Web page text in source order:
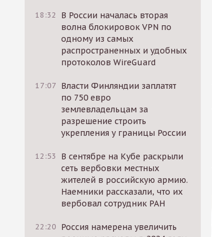
18:32
В России началась вторая
волна блокировок VPN по
одному из самых
распространенных и удобных
протоколов WireGuard
17:07 Власти Финляндии заплатят
по 750 евро
землевладельцам за
разрешение строить
укрепления у границы России
12:53
В сентябре на Кубе раскрыли
сеть вербовки местных
жителей в российскую армию.
Наемники рассказали, что их
вербовал сотрудник РАН
22:20 Россия намерена увеличить